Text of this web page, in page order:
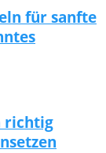
für sanfte
richtig